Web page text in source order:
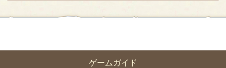
ゲームガイド